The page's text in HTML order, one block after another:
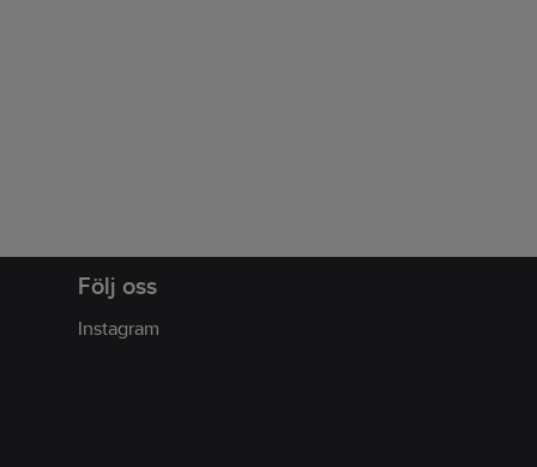
Följ oss
Instagram